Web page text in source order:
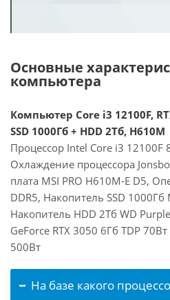
Основные
компьютера
Компьютер Core i3 12100F,
SSD 1000Гб + HDD 2Тб, H610M
Процессор Intel Core i3 12100F
Охлаждение процессора
плата MSI PRO H610M-E D5,
DDR5, Накопитель SSD 1000Гб
Накопитель HDD 2Тб WD
GeForce RTX 3050 6Гб TDP
500Вт
На базе какого